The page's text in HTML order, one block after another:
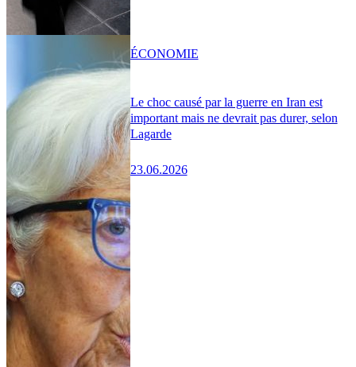
Le choc causé par la guerre en Iran est
important mais ne devrait pas durer, selon
Lagarde
23.06.2026
ÉCONOMIE